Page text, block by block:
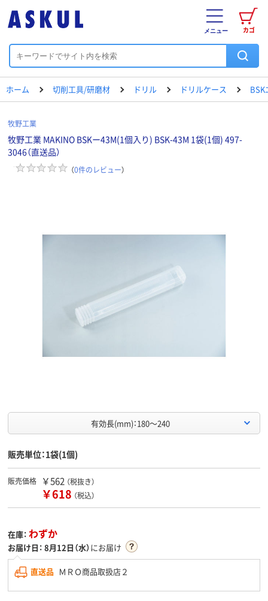
カゴ
メニュー
ホーム 切削工具/研磨材 ドリル ドリルケース BSK
牧野工業
牧野工業 MAKINO BSKー43M(1個入り) BSK-43M 1袋(1個) 497-
3046（直送品）
（0件のレビュー）
有効長(mm)：180～240
販売単位：1袋(1個)
販売価格 ￥562 （税抜き）
￥618 （税込）
在庫： わずか
お届け日： 8月12日（水）にお届け
直送品 ＭＲＯ商品取扱店２